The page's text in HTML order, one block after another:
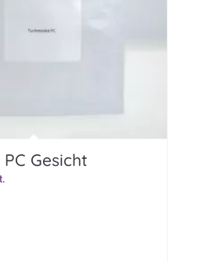
Gesicht